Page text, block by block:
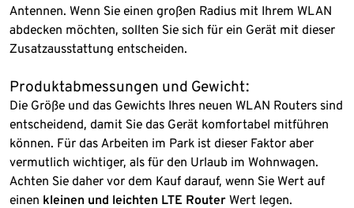
Antennen. Wenn Sie einen großen Radius mit Ihrem WLAN
abdecken möchten, sollten Sie sich für ein Gerät mit dieser
Zusatzausstattung entscheiden.
Produktabmessungen und Gewicht:
Die Größe und das Gewichts Ihres neuen WLAN Routers sind
entscheidend, damit Sie das Gerät komfortabel mitführen
können. Für das Arbeiten im Park ist dieser Faktor aber
vermutlich wichtiger, als für den Urlaub im Wohnwagen.
Achten Sie daher vor dem Kauf darauf, wenn Sie Wert auf
einen kleinen und leichten LTE Router Wert legen.